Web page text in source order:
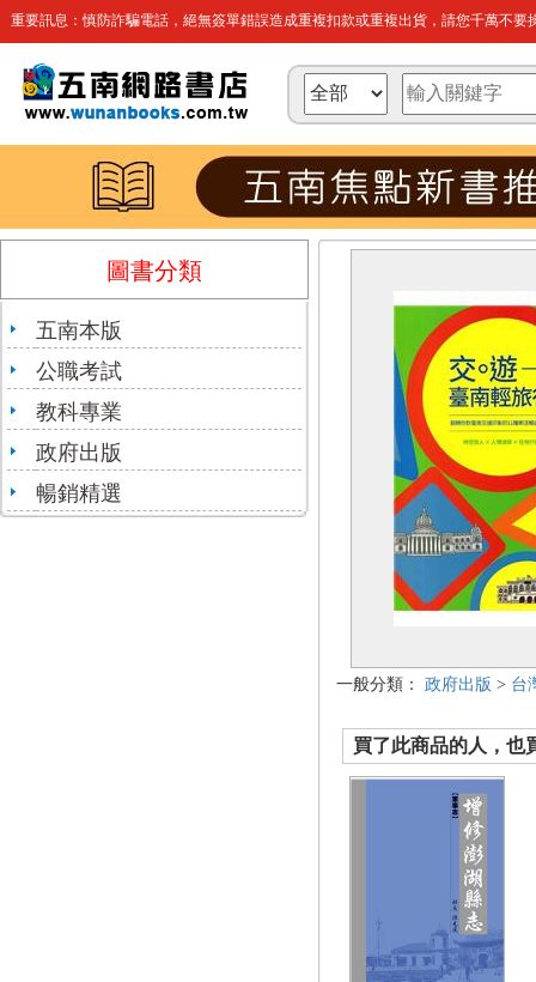
重要訊息：慎防詐騙電話，絕無簽單錯誤造成重複扣款或重複出貨，請您千萬不要
圖書分類
五南本版
公職考試
教科專業
政府出版
暢銷精選
一般分類： 政府出版 > 台
買了此商品的人，也